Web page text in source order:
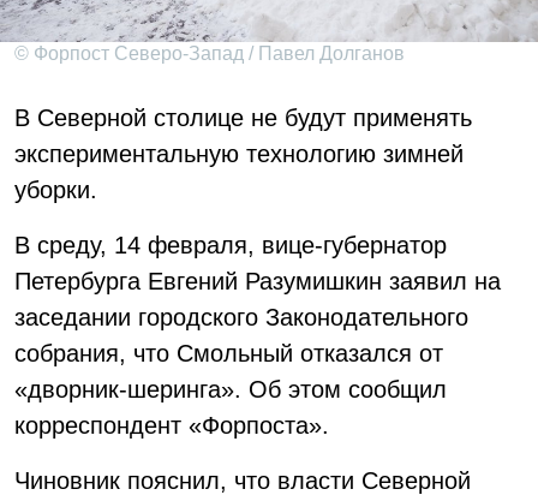
© Форпост Северо-Запад / Павел Долганов
В Северной столице не будут применять
экспериментальную технологию зимней
уборки.
В среду, 14 февраля, вице-губернатор
Петербурга Евгений Разумишкин заявил на
заседании городского Законодательного
собрания, что Смольный отказался от
«дворник-шеринга». Об этом сообщил
корреспондент «Форпоста».
Чиновник пояснил, что власти Северной